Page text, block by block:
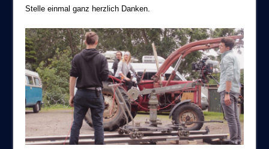
Stelle einmal ganz herzlich Danken.